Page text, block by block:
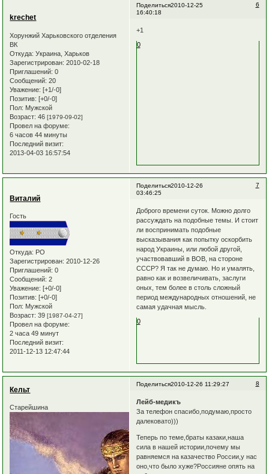
Поделиться 6
2010-12-25
16:40:18
krechet
Хорунжий Харьковского отделения
ВК
Откуда: Украина, Харьков
Зарегистрирован: 2010-02-18
Приглашений: 0
Сообщений: 20
Уважение: [+1/-0]
Позитив: [+0/-0]
Пол: Мужской
Возраст: 46[1979-09-02]
Провел на форуме:
6 часов 44 минуты
Последний визит:
2013-04-03 16:57:54
+1
0
Поделиться 7
2010-12-26
03:46:25
Виталий
Гость
Откуда: РО
Зарегистрирован: 2010-12-26
Приглашений: 0
Сообщений: 2
Уважение: [+0/-0]
Позитив: [+0/-0]
Пол: Мужской
Возраст: 39[1987-04-27]
Провел на форуме:
2 часа 49 минут
Последний визит:
2011-12-13 12:47:44
Доброго времени суток. Можно долго
рассуждать на подобные темы. И стоит
ли воспринимать подобные
высказывания как попытку оскорбить
народ Украины, или любой другой,
участвовавший в ВОВ, на стороне
СССР? Я так не думаю. Но и умалять,
равно как и возвеличивать, заслуги
оных, тем более в столь сложный
период международных отношений, не
самая удачная мысль.
0
Поделиться 8
2010-12-26 11:29:27
Кельт
Старейшина
Лейб-медикъ
За телефон спасибо,подумаю,просто
далековато)))
Теперь по теме,браты казаки,наша
сила в нашей истории,почему мы
равняемся на казачество России,у нас
оно,что было хуже?Россияне опять на